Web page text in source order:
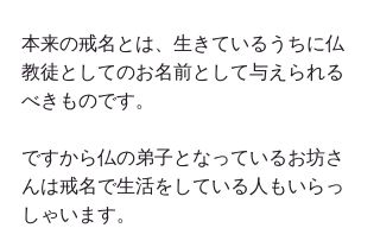
本来の戒名とは、生きているうちに仏
教徒としてのお名前として与えられる
べきものです。
ですから仏の弟子となっているお坊さ
んは戒名で生活をしている人もいらっ
しゃいます。